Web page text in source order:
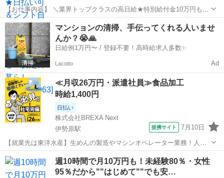
【お仕事内容】 ＼業界トップクラスの高日給★特別給付金10万円も！
日払い可＆シフト自由／ とにかく日給が良い！！高日給で安心・安定
の暮らし♪月収30万円以上も可能！ ▼おシゴトの内容はとってもカン
タン！ 人や車の誘導・案内...
神奈川 伊勢原市
マンションの清掃、手伝ってくれる人いませ
んか？😭🙏
日給例1万円〜 / 登録不要！高時給求人多数✨
Lacotto Ad
≪月収26万円・派遣社員≫食品加工
時給1,400円
日払い
株式会社BREXA Next
伊勢原駅
提携サイト 7月10日
【就業先は東洋水産】生めんの製造やマシンオペレーター業務！人気
の日勤専属★未経験でも時給1400円！20代～30代の男性活躍中！備品
付きワンルーム寮完備★日払い制度あり！社員食堂利用OK！《神奈川
県伊勢原市》 人気の工場の...
神奈川 伊勢原市 伊勢原駅 その他
週10時間で月10万円も！未経験80％・女性
95％だから""はじめて""でも安…